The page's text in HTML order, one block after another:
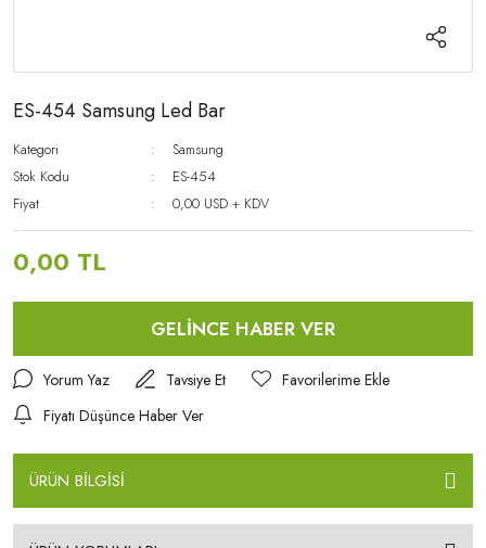
ES-454 Samsung Led Bar
Kategori
Samsung
Stok Kodu
ES-454
Fiyat
0,00 USD + KDV
0,00 TL
GELİNCE HABER VER
Yorum Yaz
Tavsiye Et
Fiyatı Düşünce Haber Ver
ÜRÜN BİLGİSİ